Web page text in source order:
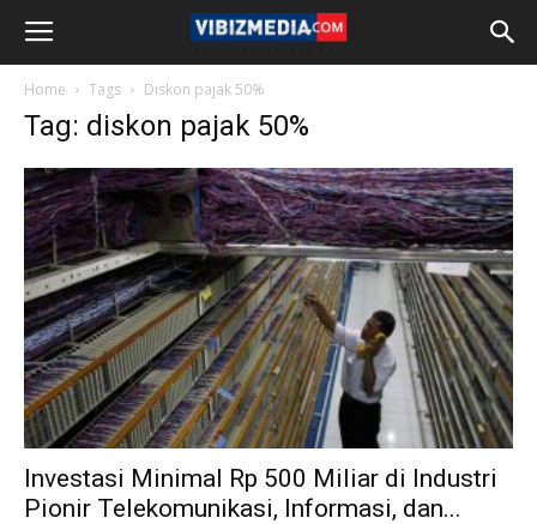
Home Tags Diskon pajak 50%
Tag: diskon pajak 50%
Investasi Minimal Rp 500 Miliar di Industri
Pionir Telekomunikasi, Informasi, dan...